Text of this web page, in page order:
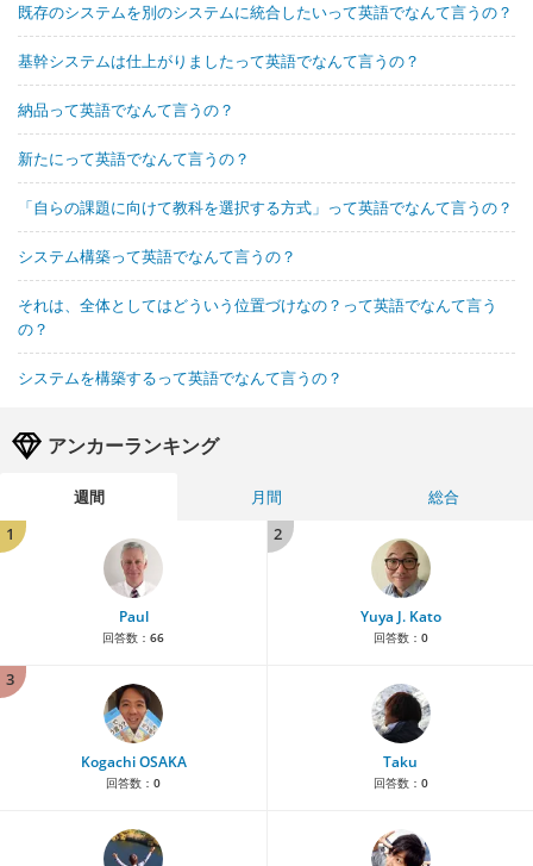
既存のシステムを別のシステムに統合したいって英語でなんて言うの？
基幹システムは仕上がりましたって英語でなんて言うの？
納品って英語でなんて言うの？
新たにって英語でなんて言うの？
「自らの課題に向けて教科を選択する方式」って英語でなんて言うの？
システム構築って英語でなんて言うの？
それは、全体としてはどういう位置づけなの？って英語でなんて言う
の？
システムを構築するって英語でなんて言うの？
アンカーランキング
週間 月間
総合
1
Paul
回答数： 66
2
Yuya J. Kato
回答数： 0
3
Kogachi OSAKA
回答数： 0
Taku
回答数： 0